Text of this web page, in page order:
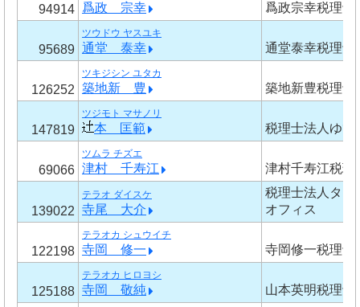
94914 爲政 宗幸 爲政宗幸税理士
95689
ツウドウ ヤスユキ
通堂 泰幸 通堂泰幸税理士
126252
ツキジシン ユタカ
築地新 豊 築地新豊税理士
147819
ツジモト マサノリ
本 匡範 税理士法人ゆ
69066
ツムラ チズエ
津村 千寿江 津村千寿江税理
139022
テラオ ダイスケ
寺尾 大介
税理士法人タ
オフィス
122198
テラオカ シュウイチ
寺岡 修一 寺岡修一税理士
125188
テラオカ ヒロヨシ
寺岡 敬純 山本英明税理士